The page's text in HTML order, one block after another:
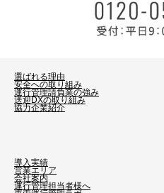
選ばれる理由
安全への取り組み
運行管理請負業の強み
送迎DXの取り組み
協力企業紹介
導入実績
営業エリア
会社案内
運行管理担当者様へ